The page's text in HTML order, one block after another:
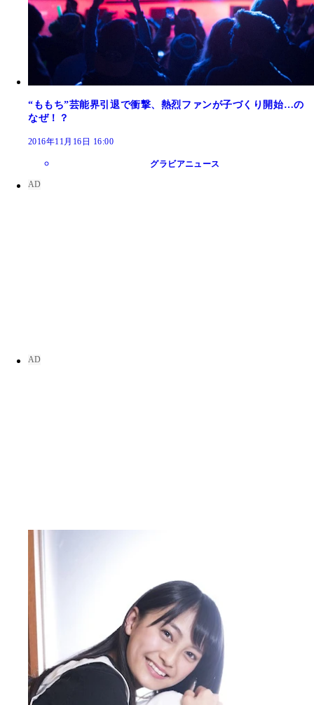
“ももち”芸能界引退で衝撃、熱烈ファンが子づくり開始…の
なぜ！？
2016年11月16日 16:00
グラビアニュース